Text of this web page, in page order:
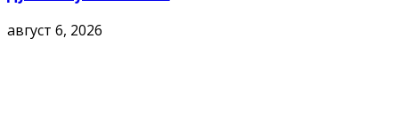
август 6, 2026